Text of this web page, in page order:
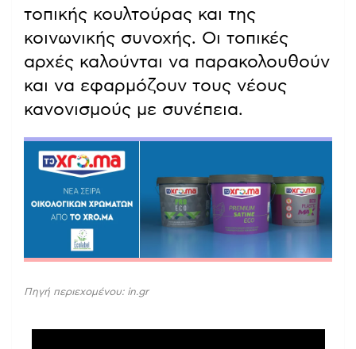
τοπικής κουλτούρας και της
κοινωνικής συνοχής. Οι τοπικές
αρχές καλούνται να παρακολουθούν
και να εφαρμόζουν τους νέους
κανονισμούς με συνέπεια.
Πηγή περιεχομένου: in.gr